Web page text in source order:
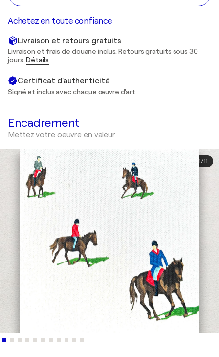
Achetez en toute confiance
Livraison et retours gratuits
Livraison et frais de douane inclus. Retours gratuits sous 30
jours.Détails
Certificat d'authenticité
Signé et inclus avec chaque œuvre d'art
Encadrement
Mettez votre oeuvre en valeur
1/11